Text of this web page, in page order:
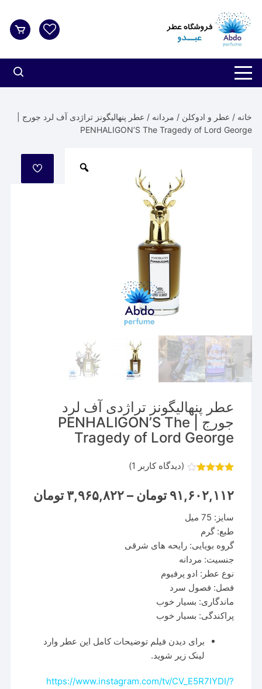
شدن
خانه / عطر و ادوکلن / مردانه / عطر پنهالیگونز تراژدی آف لرد جورج |
PENHALIGON’S The Tragedy of Lord George
مورد
علاقه
عطر پنهالیگونز تراژدی آف لرد
جورج | PENHALIGON’S The
Tragedy of Lord George
امتیاز
(دیدگاه کاربر 1
)
۹۱,۶۰۲,۱۱۲ تومان – ۳,۹۶۵,۸۲۲ تومان
سایز: 75 میل
طبع: گرم
گروه بویایی: رایحه های شرقی
جنسیت: مردانه
نوع عطر: ادو پرفیوم
فصل: فصول سرد
ماندگاری: بسیار خوب
پراکندگی: بسیار خوب
برای دیدن فیلم توضیحات کامل این عطر وارد
لینک زیر شوید.
https://www.instagram.com/tv/CV_E5R7IYDI/?